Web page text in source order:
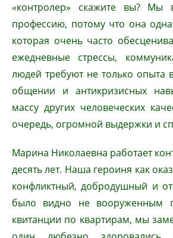
«контролер» скажите вы? Мы
профессию, потому что она
которая очень часто
ежедневные стрессы,
людей требуют не только опыта
общении и антикризисных
массу других человеческих
очередь, огромной выдержки и
Марина Николаевна работает
десять лет. Наша героиня как
конфликтный, добродушный и
было видно не вооруженным
квитанции по квартирам, мы